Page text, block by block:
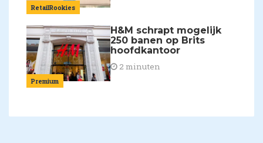
RetailRookies
Premium
H&M schrapt mogelijk
250 banen op Brits
hoofdkantoor
2 minuten